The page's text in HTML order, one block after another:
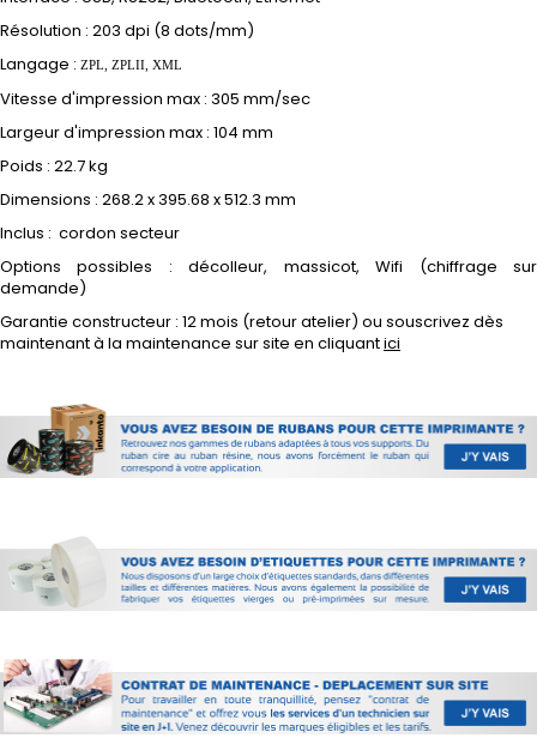
Résolution : 203 dpi (8 dots/mm)
Langage : ZPL, ZPLII, XML
Vitesse d'impression max : 305 mm/sec
Largeur d'impression max : 104 mm
Poids : 22.7 kg
Dimensions : 268.2 x 395.68 x 512.3 mm
Inclus : cordon secteur
Options possibles : décolleur, massicot, Wifi (chiffrage sur
demande)
Garantie constructeur : 12 mois (retour atelier) ou souscrivez dès
maintenant à la maintenance sur site en cliquantici